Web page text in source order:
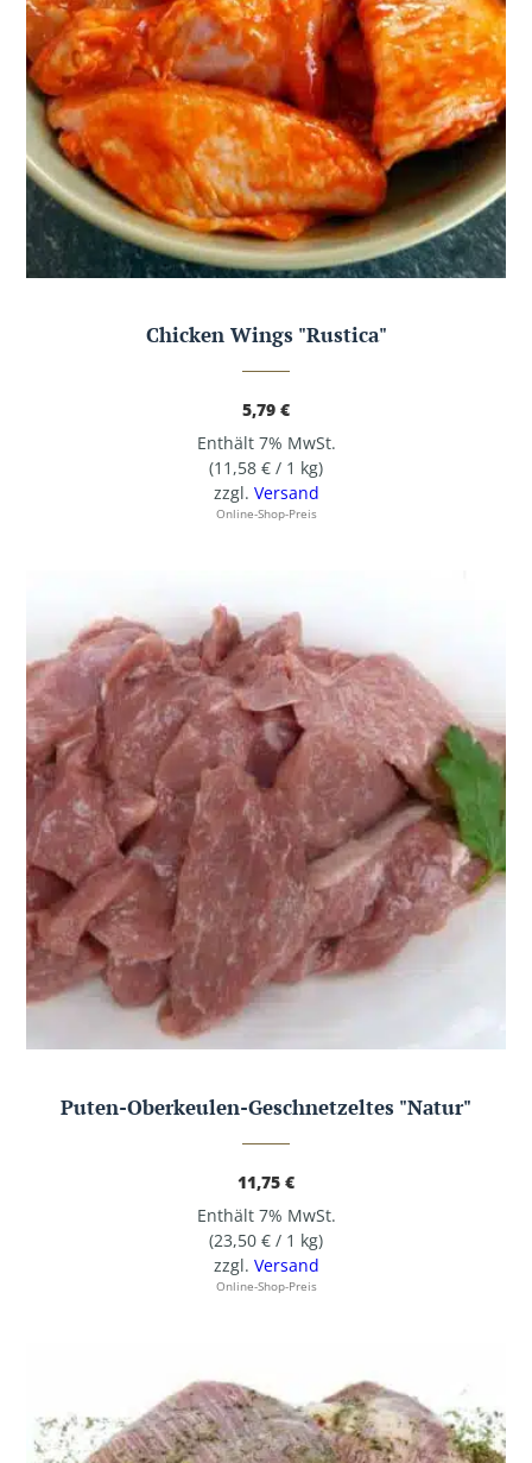
Chicken Wings "Rustica"
5,79 €
Enthält 7% MwSt.
(11,58 € / 1 kg)
zzgl. Versand
Online-Shop-Preis
Puten-Oberkeulen-Geschnetzeltes "Natur"
11,75 €
Enthält 7% MwSt.
(23,50 € / 1 kg)
zzgl. Versand
Online-Shop-Preis